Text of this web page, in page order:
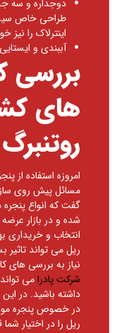
دوجداره و سه
طراحی خاص
اینترلاك را
آببندی و
بررسی
های
روتنبرگ
امروزه استفاده از
مسائل پیش روی
گفت که انواع
شده و در بازار
انتخاب و خریداری
ریل می تواند تاثیر
نیاز به بررسی
شرکت پادرامی
داشته باشید. در این
در خصوص پنجره
ریل را در اختیار شما